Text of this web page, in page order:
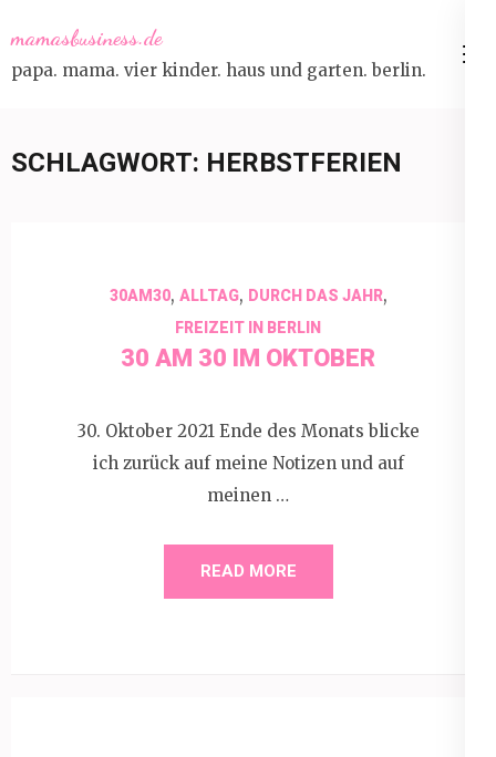
to
content
mamasbusiness.de
papa. mama. vier kinder. haus und garten. berlin.
SCHLAGWORT: HERBSTFERIEN
30AM30, ALLTAG, DURCH DAS JAHR,
FREIZEIT IN BERLIN
30 AM 30 IM OKTOBER
30. Oktober 2021 Ende des Monats blicke
ich zurück auf meine Notizen und auf
meinen …
READ MORE